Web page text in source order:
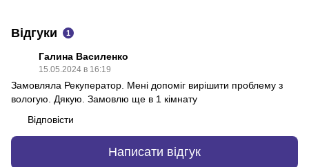
Відгуки 1
Галина Василенко
15.05.2024 в 16:19
Замовляла Рекуператор. Мені допоміг вирішити проблему з
вологую. Дякую. Замовлю ще в 1 кімнату
Відповісти
Написати відгук